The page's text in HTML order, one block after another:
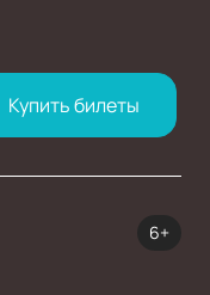
Купить билеты
6+